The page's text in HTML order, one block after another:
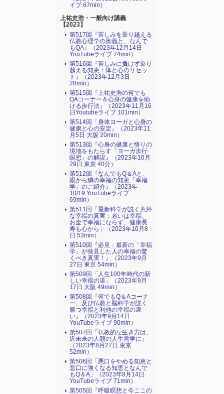
イブ 67min）
上祐史浩・一般向け講義
【2023】
第517回『苦しみを乗り越える
仏教心理学の奥義と、なんで
もQA』（2023年12月14日
YouTubeライブ 74min）
第516回『苦しみに負けず乗り
越える知恵：体と心のリセッ
ト』（2023年12月3日
28min）
第515回『上祐史浩の何でも
QAコーナー＆心身の健康を助
ける歩行法』（2023年11月16
日Youtubeライブ 101min）
第514回「身体ヨーガと心身の
健康と心の安定」（2023年11
月5日 大阪 20min）
第513回『心身の健康と悟りの
境地をもたらす「ヨーガ歩行
瞑想」の解説』（2023年10月
29日 東京 40分）
第512回『なんでもQ＆Aと、
眼から鱗の幸福の知恵「幸福
学」のご紹介』（2023年
10/19 YouTubeライブ
69min）
第511回「最新科学が説く意外
な幸福の真実：老いは幸福、
お金で幸福にならず、健康長
寿も心から」（2023年10月8
日 53min）
第510回『必見：最新の「幸福
学」が発見した人の幸福の驚
くべき真実！』（2023年9月
27日 東京 54min）
第509回「人生100年時代の新
しい幸福の道」（2023年9月
17日 大阪 49min）
第508回『何でもQ＆Aコーナ
ー、及び仏教と脳科学が説く
勝つ幸福と利他の幸福の違
い』（2023年9月14日
YouTubeライブ 90min）
第507回「仏教的な生き方は、
近未来の人類の人生哲学に」
（2023年8月27日 東京
52min）
第506回「悪口をやめる知恵と
悪口に強くなる知恵となんで
もQ＆A」（2023年8月14日
YouTubeライブ 71min）
第505回『呼吸瞑想と今ここの